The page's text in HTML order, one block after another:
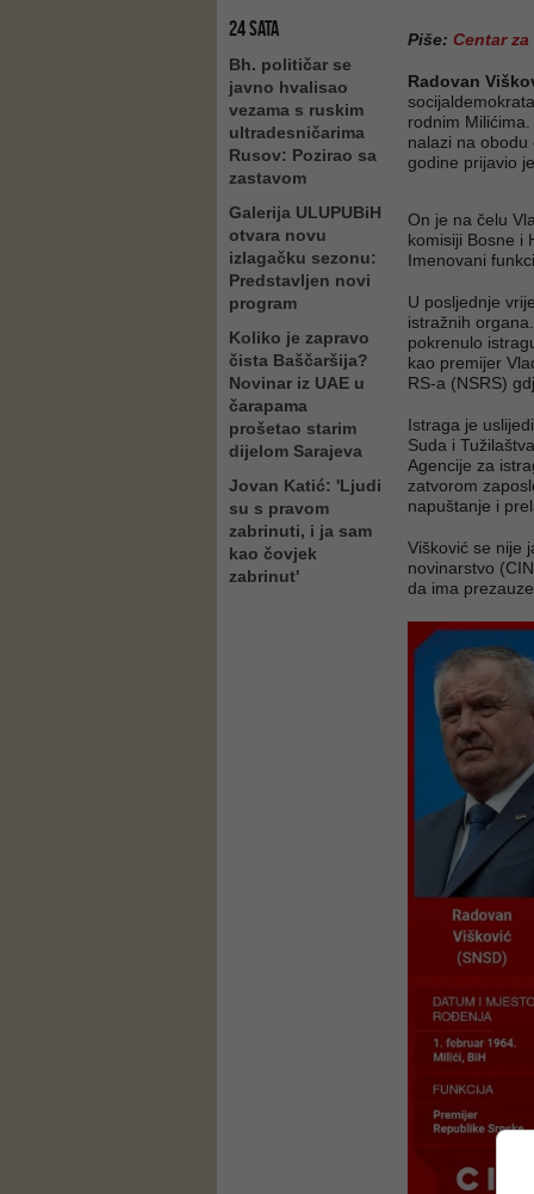
24 SATA
Bh. političar se
javno hvalisao
vezama s ruskim
ultradesničarima
Rusov: Pozirao sa
zastavom
Galerija ULUPUBiH
otvara novu
izlagačku sezonu:
Predstavljen novi
program
Koliko je zapravo
čista Baščaršija?
Novinar iz UAE u
čarapama
prošetao starim
dijelom Sarajeva
Jovan Katić: 'Ljudi
su s pravom
zabrinuti, i ja sam
kao čovjek
zabrinut'
Piše: Centar
Radovan
rodnim
nalazi na obodu
godine prijavio
On je na čelu
komisiji Bosne i
Imenovani
U posljednje
istražnih
pokrenulo
kao premijer
RS-a (NSRS)
Istraga je
Suda i
Agencije za
zatvorom
napuštanje i
Višković se nije
novinarstvo
da ima